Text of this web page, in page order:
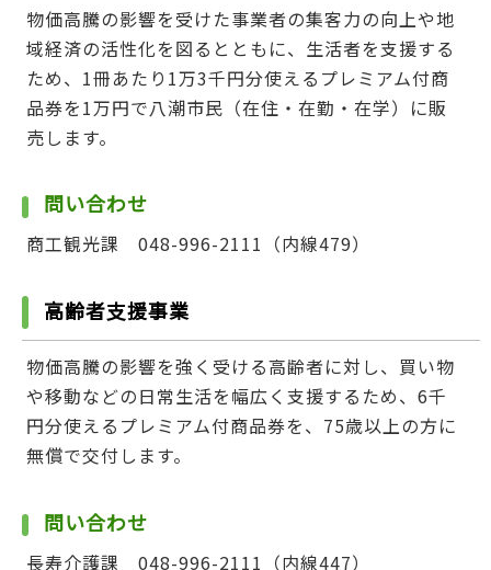
物価高騰の影響を受けた事業者の集客力の向上や地
域経済の活性化を図るとともに、生活者を支援する
ため、1冊あたり1万3千円分使えるプレミアム付商
品券を1万円で八潮市民（在住・在勤・在学）に販
売します。
問い合わせ
商工観光課 048-996-2111（内線479）
高齢者支援事業
物価高騰の影響を強く受ける高齢者に対し、買い物
や移動などの日常生活を幅広く支援するため、6千
円分使えるプレミアム付商品券を、75歳以上の方に
無償で交付します。
問い合わせ
長寿介護課 048-996-2111（内線447）